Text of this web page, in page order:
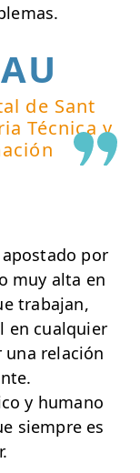
de Sant
Técnica y
apostado por
muy alta en
trabajan,
en cualquier
relación
y humano
siempre es